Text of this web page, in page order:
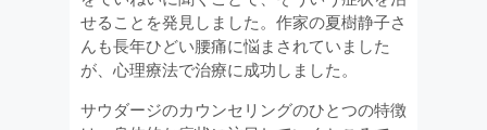
せることを発見しました。作家の夏樹静子さ
んも長年ひどい腰痛に悩まされていました
が、心理療法で治療に成功しました。
サウダージのカウンセリングのひとつの特徴